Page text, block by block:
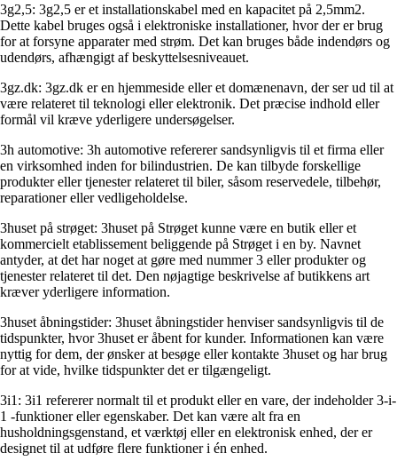
3g2,5: 3g2,5 er et installationskabel med en kapacitet på 2,5mm2.
Dette kabel bruges også i elektroniske installationer, hvor der er brug
for at forsyne apparater med strøm. Det kan bruges både indendørs og
udendørs, afhængigt af beskyttelsesniveauet.
3gz.dk: 3gz.dk er en hjemmeside eller et domænenavn, der ser ud til at
være relateret til teknologi eller elektronik. Det præcise indhold eller
formål vil kræve yderligere undersøgelser.
3h automotive: 3h automotive refererer sandsynligvis til et firma eller
en virksomhed inden for bilindustrien. De kan tilbyde forskellige
produkter eller tjenester relateret til biler, såsom reservedele, tilbehør,
reparationer eller vedligeholdelse.
3huset på strøget: 3huset på Strøget kunne være en butik eller et
kommercielt etablissement beliggende på Strøget i en by. Navnet
antyder, at det har noget at gøre med nummer 3 eller produkter og
tjenester relateret til det. Den nøjagtige beskrivelse af butikkens art
kræver yderligere information.
3huset åbningstider: 3huset åbningstider henviser sandsynligvis til de
tidspunkter, hvor 3huset er åbent for kunder. Informationen kan være
nyttig for dem, der ønsker at besøge eller kontakte 3huset og har brug
for at vide, hvilke tidspunkter det er tilgængeligt.
3i1: 3i1 refererer normalt til et produkt eller en vare, der indeholder 3-i-
1 -funktioner eller egenskaber. Det kan være alt fra en
husholdningsgenstand, et værktøj eller en elektronisk enhed, der er
designet til at udføre flere funktioner i én enhed.